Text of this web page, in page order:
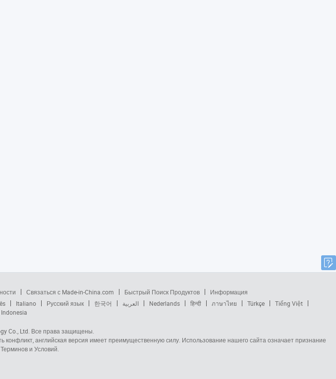
Связаться с Made-in-China.com Быстрый Поиск Продуктов
Информация
Italiano Русский язык 한국어 العربية Nederlands हिन्दी ภาษาไทย Türkçe
Tiếng Việt
Co., Ltd. Все права защищены.
английская версия имеет преимущественную силу. Использование нашего сайта означает признание
и Условий.